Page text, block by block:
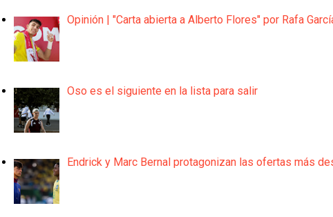
Opinión | "Carta abierta a Alberto Flores" por Rafa
Oso es el siguiente en la lista para salir
Endrick y Marc Bernal protagonizan las ofertas más